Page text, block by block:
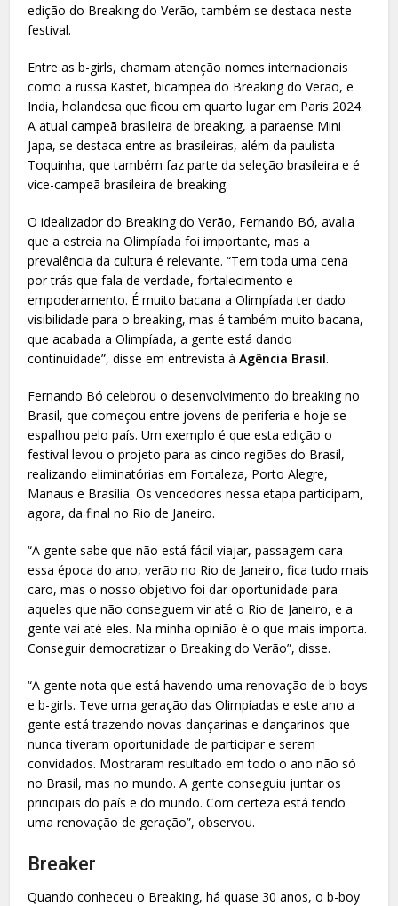
edição do Breaking do Verão, também se destaca neste
festival.
Entre as b-girls, chamam atenção nomes internacionais
como a russa Kastet, bicampeã do Breaking do Verão, e
India, holandesa que ficou em quarto lugar em Paris 2024.
A atual campeã brasileira de breaking, a paraense Mini
Japa, se destaca entre as brasileiras, além da paulista
Toquinha, que também faz parte da seleção brasileira e é
vice-campeã brasileira de breaking.
O idealizador do Breaking do Verão, Fernando Bó, avalia
que a estreia na Olimpíada foi importante, mas a
prevalência da cultura é relevante. “Tem toda uma cena
por trás que fala de verdade, fortalecimento e
empoderamento. É muito bacana a Olimpíada ter dado
visibilidade para o breaking, mas é também muito bacana,
que acabada a Olimpíada, a gente está dando
continuidade”, disse em entrevista àAgência Brasil.
Fernando Bó celebrou o desenvolvimento do breaking no
Brasil, que começou entre jovens de periferia e hoje se
espalhou pelo país. Um exemplo é que esta edição o
festival levou o projeto para as cinco regiões do Brasil,
realizando eliminatórias em Fortaleza, Porto Alegre,
Manaus e Brasília. Os vencedores nessa etapa participam,
agora, da final no Rio de Janeiro.
“A gente sabe que não está fácil viajar, passagem cara
essa época do ano, verão no Rio de Janeiro, fica tudo mais
caro, mas o nosso objetivo foi dar oportunidade para
aqueles que não conseguem vir até o Rio de Janeiro, e a
gente vai até eles. Na minha opinião é o que mais importa.
Conseguir democratizar o Breaking do Verão”, disse.
“A gente nota que está havendo uma renovação de b-boys
e b-girls. Teve uma geração das Olimpíadas e este ano a
gente está trazendo novas dançarinas e dançarinos que
nunca tiveram oportunidade de participar e serem
convidados. Mostraram resultado em todo o ano não só
no Brasil, mas no mundo. A gente conseguiu juntar os
principais do país e do mundo. Com certeza está tendo
uma renovação de geração”, observou.
Breaker
Quando conheceu o Breaking, há quase 30 anos, o b-boy